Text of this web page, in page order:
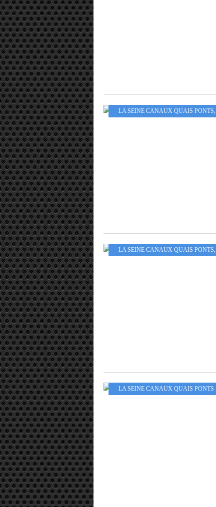
LA SEINE CANAUX QUAIS PONTS,
LA SEINE CANAUX QUAIS PONTS,
LA SEINE CANAUX QUAIS PONTS